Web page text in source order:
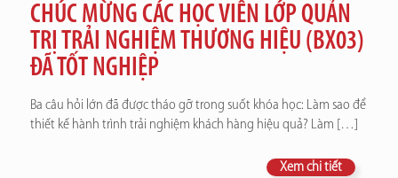
CHÚC MỪNG CÁC HỌC VIÊN LỚP QUẢN
TRỊ TRẢI NGHIỆM THƯƠNG HIỆU (BX03)
ĐÃ TỐT NGHIỆP
Ba câu hỏi lớn đã được tháo gỡ trong suốt khóa học: Làm sao để
thiết kế hành trình trải nghiệm khách hàng hiệu quả? Làm […]
Xem chi tiết